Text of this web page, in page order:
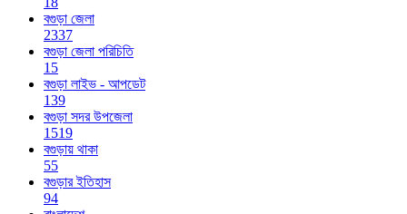
বগুড়া জেলা
2337
বগুড়া জেলা পরিচিতি
15
বগুড়া লাইভ - আপডেট
139
বগুড়া সদর উপজেলা
1519
বগুড়ায় থাকা
55
বগুড়ার ইতিহাস
94